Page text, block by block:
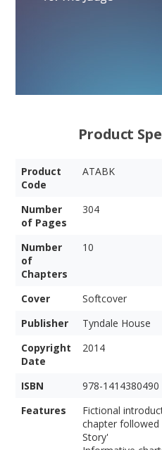
Product
Product
Code
ATABK
Number
of Pages
304
Number
of
Chapters
10
Cover
Softcover
Publisher
Tyndale House
Copyright
Date
2014
ISBN
978-1414380490
Features
Fictional
chapter followed
Story'